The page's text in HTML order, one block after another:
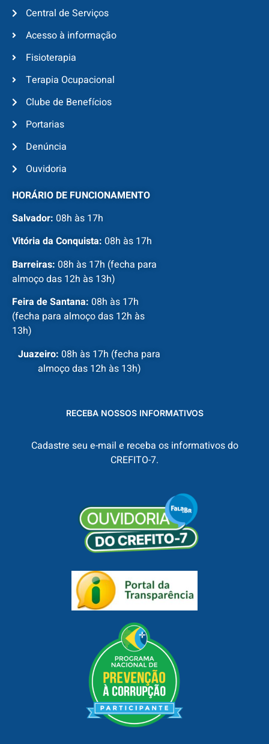
Central de Serviços
Acesso à informação
Fisioterapia
Terapia Ocupacional
Clube de Benefícios
Portarias
Denúncia
Ouvidoria
HORÁRIO DE FUNCIONAMENTO
Salvador: 08h às 17h
Vitória da Conquista: 08h às 17h
Barreiras: 08h às 17h (fecha para
almoço das 12h às 13h)
Feira de Santana: 08h às 17h
(fecha para almoço das 12h às
13h)
Juazeiro: 08h às 17h (fecha para
almoço das 12h às 13h)
RECEBA NOSSOS INFORMATIVOS
Cadastre seu e-mail e receba os informativos do
CREFITO-7.